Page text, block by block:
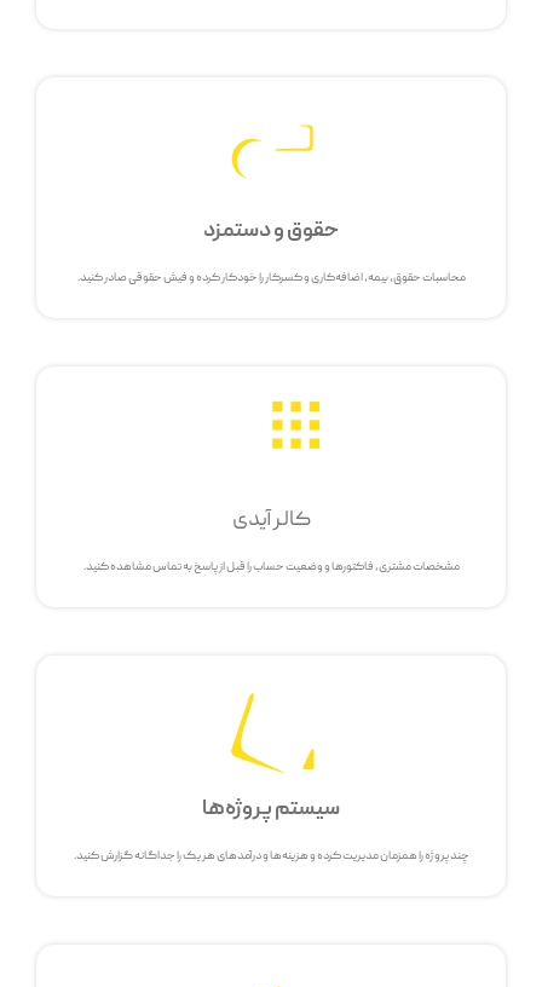
حقوق و دستمزد
محاسبات حقوق، بیمه، اضافه‌کاری و کسرکار را خودکار کرده و فیش حقوقی صادر کنید.
کالر آیدی
مشخصات مشتری، فاکتورها و وضعیت حساب را قبل از پاسخ به تماس مشاهده کنید.
سیستم پروژه‌ها
چند پروژه را همزمان مدیریت کرده و هزینه‌ها و درآمدهای هر یک را جداگانه گزارش کنید.